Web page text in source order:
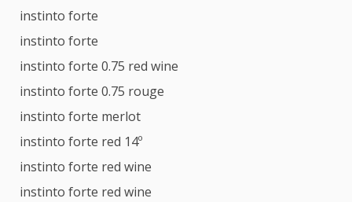
instinto forte
instinto forte
instinto forte 0.75 red wine
instinto forte 0.75 rouge
instinto forte merlot
instinto forte red 14º
instinto forte red wine
instinto forte red wine